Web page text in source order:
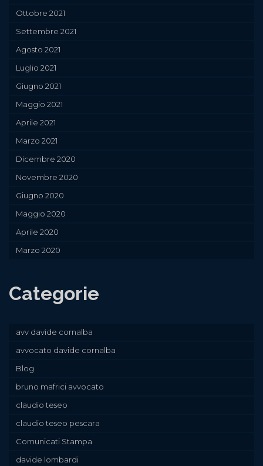
Ottobre 2021
Settembre 2021
Agosto 2021
Luglio 2021
Giugno 2021
Maggio 2021
Aprile 2021
Marzo 2021
Dicembre 2020
Novembre 2020
Giugno 2020
Maggio 2020
Aprile 2020
Marzo 2020
Categorie
avv davide cornalba
avvocato davide cornalba
Blog
bruno mafrici avvocato
claudio teseo
claudio teseo pescara
Comunicati Stampa
davide lombardi